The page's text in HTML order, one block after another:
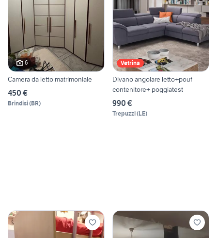
6
Camera da letto matrimoniale
450 €
Brindisi(BR)
Vetrina
Divano angolare letto+pouf
contenitore+ poggiatest
990 €
Trepuzzi(LE)